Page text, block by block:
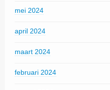
mei 2024
april 2024
maart 2024
februari 2024